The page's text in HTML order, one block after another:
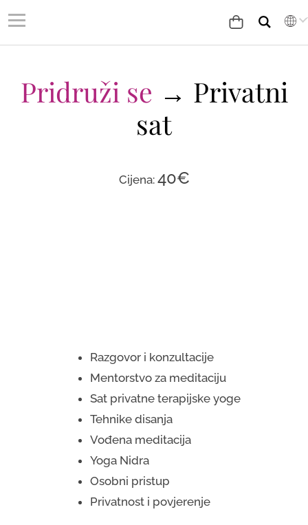
Pridruži se → Privatni
sat
Cijena: 40€
Razgovor i konzultacije
Mentorstvo za meditaciju
Sat privatne terapijske yoge
Tehnike disanja
Vođena meditacija
Yoga Nidra
Osobni pristup
Privatnost i povjerenje